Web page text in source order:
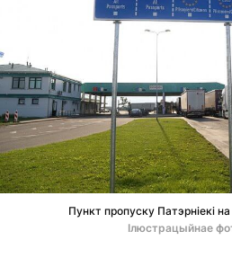
Пункт пропуску Патэрніекі
Ілюстрацыйнае